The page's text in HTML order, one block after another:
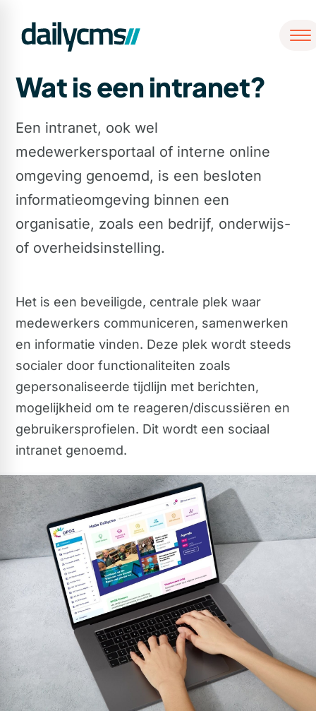
Wat is een intranet?
Een intranet, ook wel
medewerkersportaal of interne online
omgeving genoemd, is een besloten
informatieomgeving binnen een
organisatie, zoals een bedrijf, onderwijs-
of overheidsinstelling.
Het is een beveiligde, centrale plek waar
medewerkers communiceren, samenwerken
en informatie vinden. Deze plek wordt steeds
socialer door functionaliteiten zoals
gepersonaliseerde tijdlijn met berichten,
mogelijkheid om te reageren/discussiëren en
gebruikersprofielen. Dit wordt een sociaal
intranet genoemd.